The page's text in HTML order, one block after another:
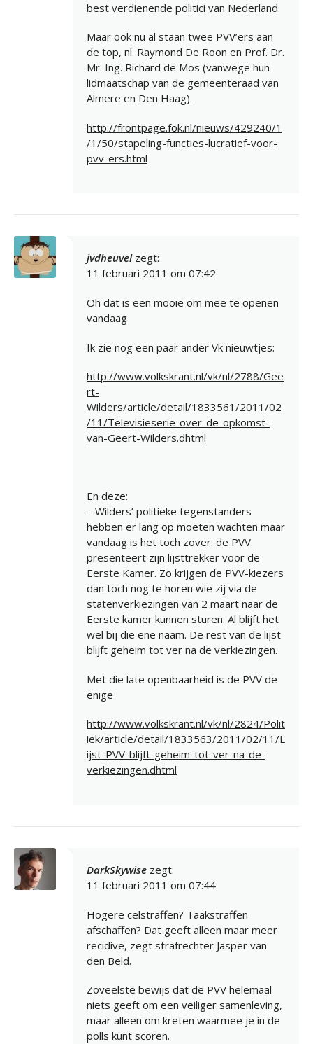
best verdienende politici van Nederland.
Maar ook nu al staan twee PVV’ers aan
de top, nl. Raymond De Roon en Prof. Dr.
Mr. Ing. Richard de Mos (vanwege hun
lidmaatschap van de gemeenteraad van
Almere en Den Haag).
http://frontpage.fok.nl/nieuws/429240/1
/1/50/stapeling-functies-lucratief-voor-
pvv-ers.html
jvdheuvel zegt:
11 februari 2011 om 07:42
Oh dat is een mooie om mee te openen
vandaag
Ik zie nog een paar ander Vk nieuwtjes:
http://www.volkskrant.nl/vk/nl/2788/Gee
rt-
Wilders/article/detail/1833561/2011/02
/11/Televisieserie-over-de-opkomst-
van-Geert-Wilders.dhtml
En deze:
– Wilders’ politieke tegenstanders
hebben er lang op moeten wachten maar
vandaag is het toch zover: de PVV
presenteert zijn lijsttrekker voor de
Eerste Kamer. Zo krijgen de PVV-kiezers
dan toch nog te horen wie zij via de
statenverkiezingen van 2 maart naar de
Eerste kamer kunnen sturen. Al blijft het
wel bij die ene naam. De rest van de lijst
blijft geheim tot ver na de verkiezingen.
Met die late openbaarheid is de PVV de
enige
http://www.volkskrant.nl/vk/nl/2824/Polit
iek/article/detail/1833563/2011/02/11/L
ijst-PVV-blijft-geheim-tot-ver-na-de-
verkiezingen.dhtml
DarkSkywise zegt:
11 februari 2011 om 07:44
Hogere celstraffen? Taakstraffen
afschaffen? Dat geeft alleen maar meer
recidive, zegt strafrechter Jasper van
den Beld.
Zoveelste bewijs dat de PVV helemaal
niets geeft om een veiliger samenleving,
maar alleen om kreten waarmee je in de
polls kunt scoren.